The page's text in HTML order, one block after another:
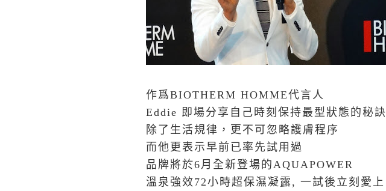
作爲BIOTHERM HOMME代言人
Eddie 即場分享自己時刻保持最型狀態的秘訣
除了生活規律，更不可忽略護膚程序
而他更表示早前已率先試用過
品牌將於6月全新登場的AQUAPOWER
溫泉強效72小時超保濕凝露, 一試後立刻愛上